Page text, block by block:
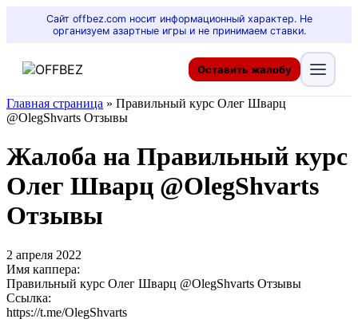
Сайт offbez.com носит информационный характер. Не
организуем азартные игры и не принимаем ставки.
Оставить жалобу
Главная страница » Правильный курс Олег Шварц
@OlegShvarts Отзывы
Жалоба на Правильный курс
Олег Шварц @OlegShvarts
Отзывы
2 апреля 2022
Имя каппера:
Правильный курс Олег Шварц @OlegShvarts Отзывы
Ссылка:
https://t.me/OlegShvarts